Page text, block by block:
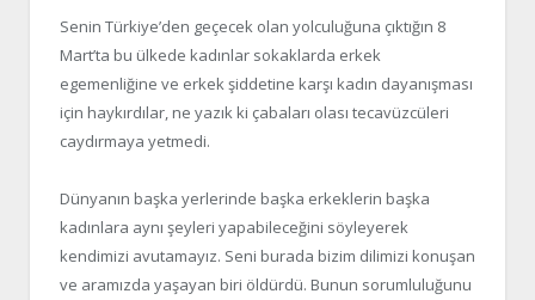
Senin Türkiye’den geçecek olan yolculuğuna çıktığın 8
Mart’ta bu ülkede kadınlar sokaklarda erkek
egemenliğine ve erkek şiddetine karşı kadın dayanışması
için haykırdılar, ne yazık ki çabaları olası tecavüzcüleri
caydırmaya yetmedi.
Dünyanın başka yerlerinde başka erkeklerin başka
kadınlara aynı şeyleri yapabileceğini söyleyerek
kendimizi avutamayız. Seni burada bizim dilimizi konuşan
ve aramızda yaşayan biri öldürdü. Bunun sorumluluğunu